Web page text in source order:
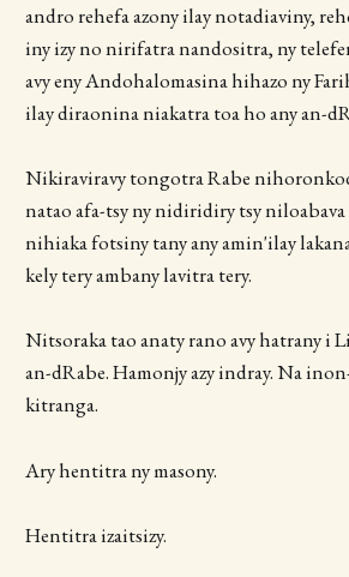
andro rehefa azony ilay notadiaviny,
iny izy no nirifatra nandositra, ny
avy eny Andohalomasina hihazo ny
ilay diraonina niakatra toa ho any an-
Nikiraviravy tongotra Rabe
natao afa-tsy ny nidiridiry tsy niloabava
nihiaka fotsiny tany any amin'ilay
kely tery ambany lavitra tery.
Nitsoraka tao anaty rano avy hatrany i
an-dRabe. Hamonjy azy indray. Na
kitranga.
Ary hentitra ny masony.
Hentitra izaitsizy.